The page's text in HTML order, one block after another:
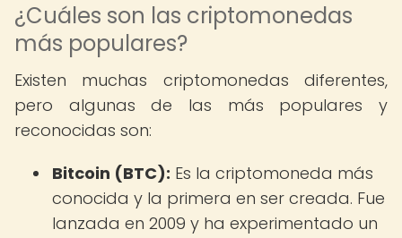
¿Cuáles son las criptomonedas
más populares?
Existen muchas criptomonedas diferentes,
pero algunas de las más populares y
reconocidas son:
Bitcoin (BTC): Es la criptomoneda más
conocida y la primera en ser creada. Fue
lanzada en 2009 y ha experimentado un